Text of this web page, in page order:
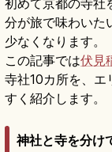
初めて京都の寺社
分が旅で味わいた
少なくなります。
この記事では伏見
寺社10カ所を、
すく紹介します。
神社と寺を分け